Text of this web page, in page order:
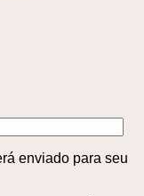
enviado para seu